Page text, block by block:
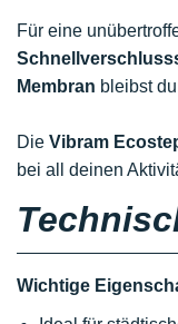
Für eine
Membran bleibst
Die Vibram
bei all deinen
Wichtige